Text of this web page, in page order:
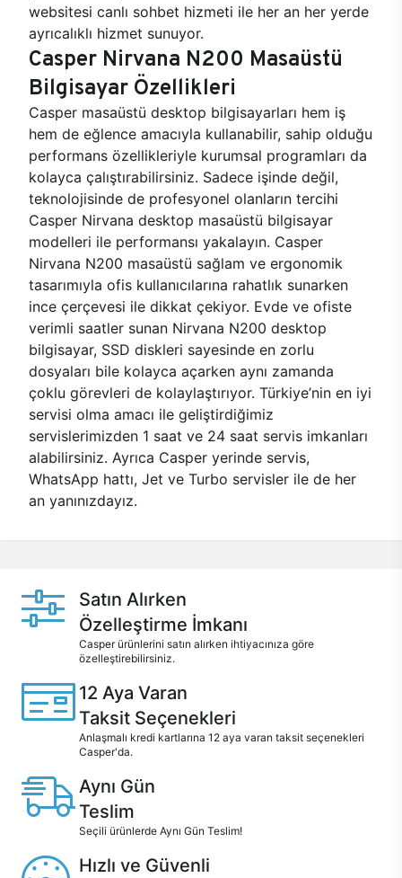
websitesi canlı sohbet hizmeti ile her an her yerde
ayrıcalıklı hizmet sunuyor.
Casper Nirvana N200 Masaüstü
Bilgisayar Özellikleri
Casper masaüstü desktop bilgisayarları hem iş
hem de eğlence amacıyla kullanabilir, sahip olduğu
performans özellikleriyle kurumsal programları da
kolayca çalıştırabilirsiniz. Sadece işinde değil,
teknolojisinde de profesyonel olanların tercihi
Casper Nirvana desktop masaüstü bilgisayar
modelleri ile performansı yakalayın. Casper
Nirvana N200 masaüstü sağlam ve ergonomik
tasarımıyla ofis kullanıcılarına rahatlık sunarken
ince çerçevesi ile dikkat çekiyor. Evde ve ofiste
verimli saatler sunan Nirvana N200 desktop
bilgisayar, SSD diskleri sayesinde en zorlu
dosyaları bile kolayca açarken aynı zamanda
çoklu görevleri de kolaylaştırıyor. Türkiye’nin en iyi
servisi olma amacı ile geliştirdiğimiz
servislerimizden 1 saat ve 24 saat servis imkanları
alabilirsiniz. Ayrıca Casper yerinde servis,
WhatsApp hattı, Jet ve Turbo servisler ile de her
an yanınızdayız.
Satın Alırken
Özelleştirme İmkanı
Casper ürünlerini satın alırken ihtiyacınıza göre
özelleştirebilirsiniz.
12 Aya Varan
Taksit Seçenekleri
Anlaşmalı kredi kartlarına 12 aya varan taksit seçenekleri
Casper'da.
Aynı Gün
Teslim
Seçili ürünlerde Aynı Gün Teslim!
Hızlı ve Güvenli